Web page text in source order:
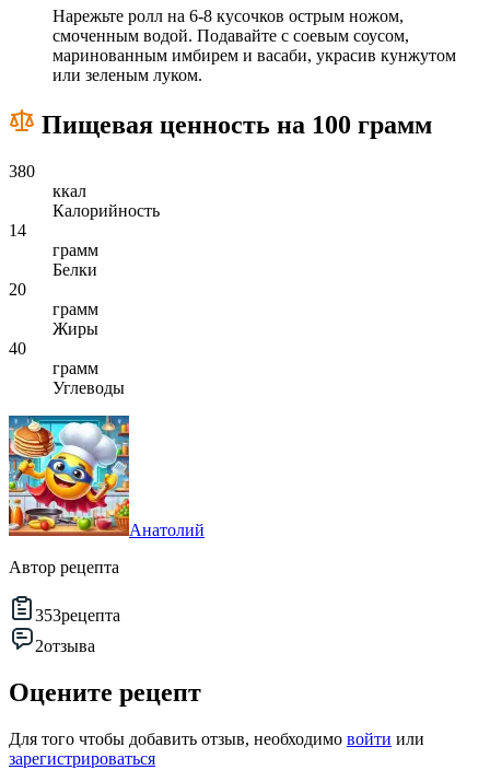
Нарежьте ролл на 6-8 кусочков острым ножом,
смоченным водой. Подавайте с соевым соусом,
маринованным имбирем и васаби, украсив кунжутом
или зеленым луком.
Пищевая ценность на 100 грамм
380
ккал
Калорийность
14
грамм
Белки
20
грамм
Жиры
40
грамм
Углеводы
Анатолий
Автор рецепта
353рецепта
2отзыва
Оцените рецепт
Для того чтобы добавить отзыв, необходимо войти или
зарегистрироваться